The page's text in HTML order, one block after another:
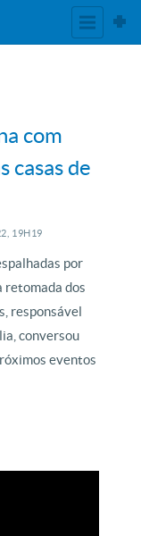
com
casas de
19H19
por
retomada dos
responsável
conversou
eventos